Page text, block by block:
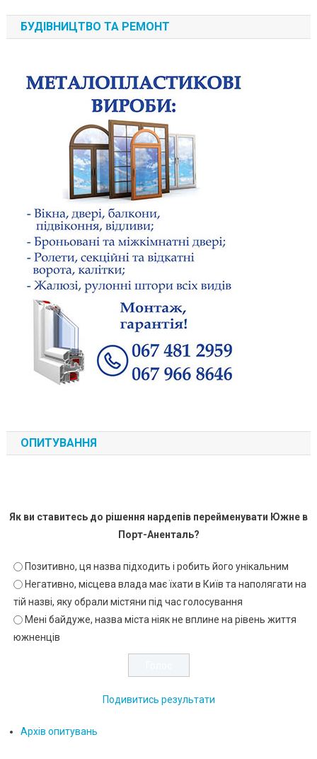
БУДІВНИЦТВО ТА РЕМОНТ
ОПИТУВАННЯ
Як ви ставитесь до рішення нардепів перейменувати Южне в
Порт-Аненталь?
Позитивно, ця назва підходить і робить його унікальним
Негативно, місцева влада має їхати в Київ та наполягати на
тій назві, яку обрали містяни під час голосування
Мені байдуже, назва міста ніяк не вплине на рівень життя
южненців
Подивитись результати
Архів опитувань